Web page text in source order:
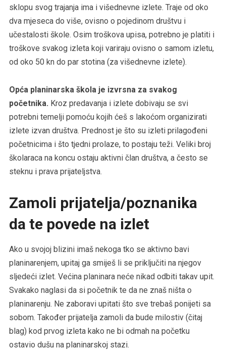
sklopu svog trajanja ima i višednevne izlete. Traje od oko
dva mjeseca do više, ovisno o pojedinom društvu i
učestalosti škole. Osim troškova upisa, potrebno je platiti i
troškove svakog izleta koji variraju ovisno o samom izletu,
od oko 50 kn do par stotina (za višednevne izlete).
Opća planinarska škola je izvrsna za svakog
početnika. Kroz predavanja i izlete dobivaju se svi
potrebni temelji pomoću kojih ćeš s lakoćom organizirati
izlete izvan društva. Prednost je što su izleti prilagođeni
početnicima i što tjedni prolaze, to postaju teži. Veliki broj
školaraca na koncu ostaju aktivni član društva, a često se
steknu i prava prijateljstva.
Zamoli prijatelja/poznanika
da te povede na izlet
Ako u svojoj blizini imaš nekoga tko se aktivno bavi
planinarenjem, upitaj ga smiješ li se priključiti na njegov
sljedeći izlet. Većina planinara neće nikad odbiti takav upit.
Svakako naglasi da si početnik te da ne znaš ništa o
planinarenju. Ne zaboravi upitati što sve trebaš ponijeti sa
sobom. Također prijatelja zamoli da bude milostiv (čitaj
blag) kod prvog izleta kako ne bi odmah na početku
ostavio dušu na planinarskoj stazi.